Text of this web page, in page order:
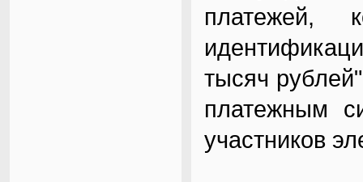
платежей,
тысяч
платежным
участников